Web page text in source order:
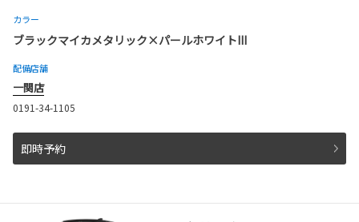
カラー
ブラックマイカメタリック×パールホワイトIII
配備店舗
一関店
0191-34-1105
即時予約